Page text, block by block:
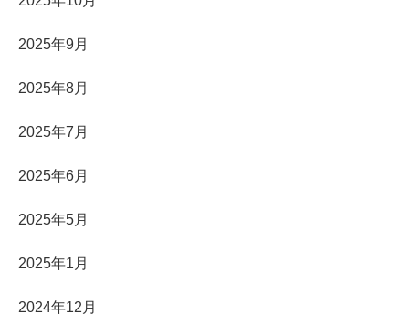
2025年9月
2025年8月
2025年7月
2025年6月
2025年5月
2025年1月
2024年12月